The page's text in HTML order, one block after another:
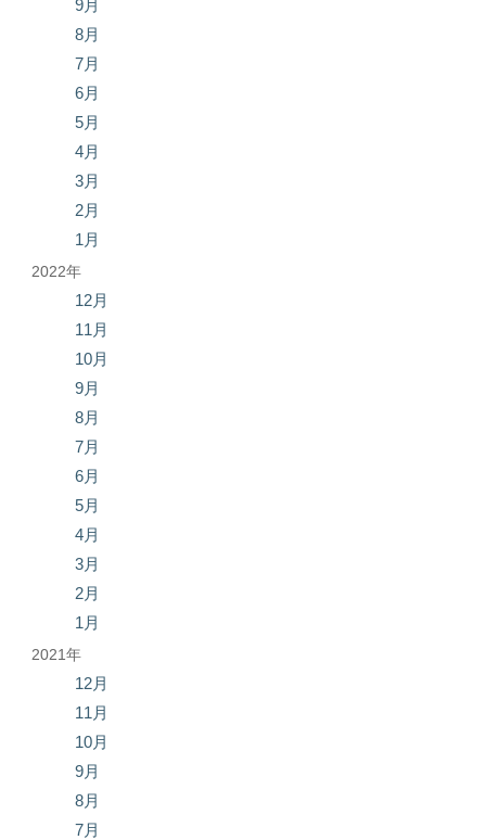
9月
8月
7月
6月
5月
4月
3月
2月
1月
2022年
12月
11月
10月
9月
8月
7月
6月
5月
4月
3月
2月
1月
2021年
12月
11月
10月
9月
8月
7月